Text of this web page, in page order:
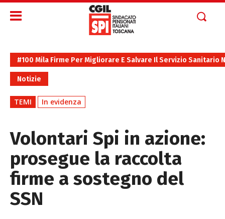
#100 Mila Firme Per Migliorare E Salvare Il Servizio Sanitario
Notizie
TEMI In evidenza
Volontari Spi in azione:
prosegue la raccolta
firme a sostegno del
SSN